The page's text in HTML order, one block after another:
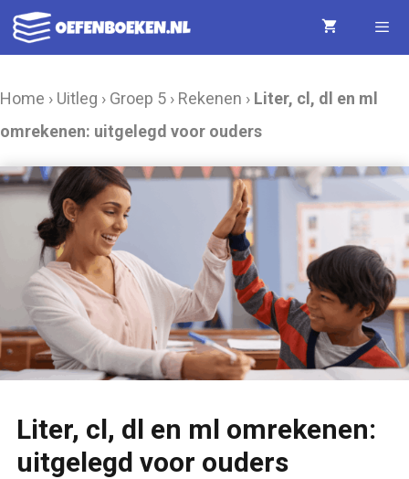
Ga
naar
Home › Uitleg › Groep 5 › Rekenen › Liter, cl, dl en ml
omrekenen: uitgelegd voor ouders
Liter, cl, dl en ml omrekenen:
uitgelegd voor ouders